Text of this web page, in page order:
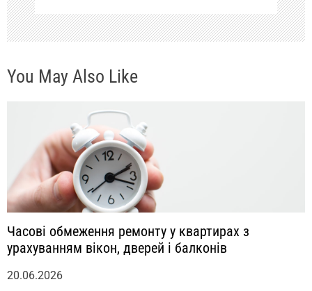
и
с
я
You May Also Like
Часові обмеження ремонту у квартирах з
урахуванням вікон, дверей і балконів
20.06.2026